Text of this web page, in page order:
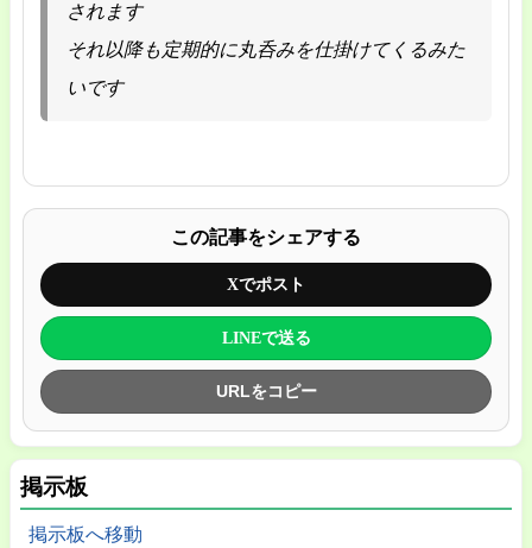
掲示板
掲示板へ移動
されます
それ以降も定期的に丸呑みを仕掛けてくるみた
いです
この記事をシェアする
Xでポスト
LINEで送る
URLをコピー